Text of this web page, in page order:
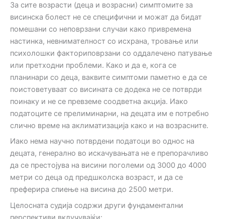
За сите возрасти (деца и возрасни) симптомите за
висинска болест не се специфични и можат да бидат
помешани со неповрзани случаи како привремена
настинка, невнимателност со исхрана, тровање или
психолошки факториповрзани со оддалечено патување
или претходни проблеми. Како и да е, кога се
планинари со деца, ваквите симптоми паметно е да се
поистоветуваат со висината се додека не се потврди
поинаку и не се превземе соодветна акција. Иако
податоците се прелиминарни, на децата им е потребно
слично време на аклиматизација како и на возрасните.
Иако нема научно потврдени податоци во однос на
децата, генерално во искачувањата не е препорачливо
да се престојува на висини поголеми од 3000 до 4000
метри со деца од предшколска возраст, и да се
преферира спиење на висина до 2500 метри.
Целосната судија содржи други фундаментални